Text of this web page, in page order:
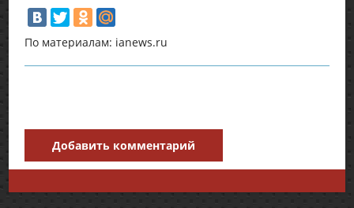
По материалам: ianews.ru
Добавить комментарий